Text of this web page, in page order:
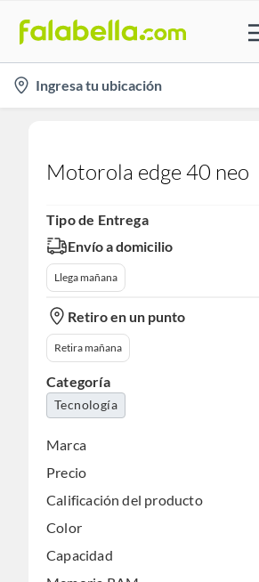
location-
icon
Ingresa tu ubicación
Motorola edge 40 neo
Tipo de Entrega
Envío a domicilio
Llega mañana
Retiro en un punto
Retira mañana
Categoría
Tecnología
Marca
Precio
Calificación del producto
Color
Capacidad